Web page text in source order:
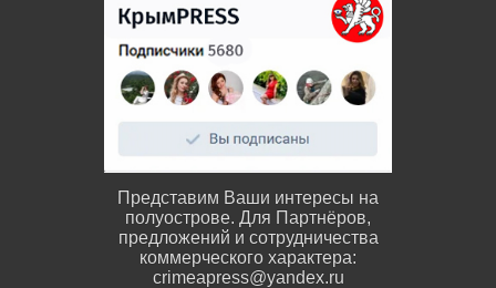
Представим Ваши интересы на
полуострове. Для Партнёров,
предложений и сотрудничества
коммерческого характера:
crimeapress@yandex.ru